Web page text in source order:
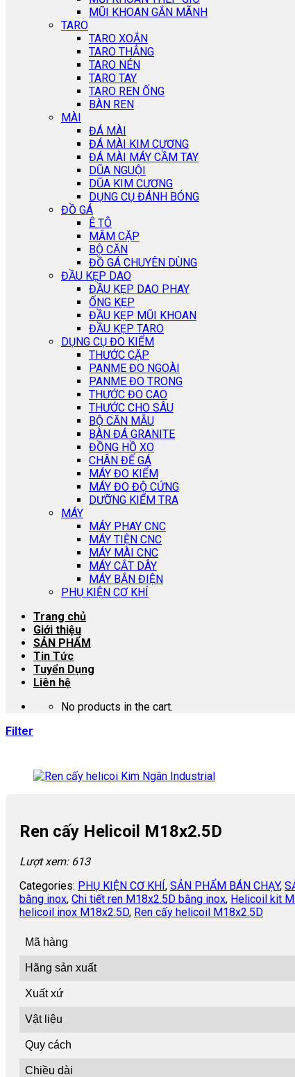
MŨI KHOAN GẮN MÃNH
TARO
TARO XOẮN
TARO THẲNG
TARO NÉN
TARO TAY
TARO REN ỐNG
BÀN REN
MÀI
ĐÁ MÀI
ĐÁ MÀI KIM CƯƠNG
ĐÁ MÀI MÁY CẦM TAY
DŨA NGUỘI
DŨA KIM CƯƠNG
DỤNG CỤ ĐÁNH BÓNG
ĐỒ GÁ
Ê TÔ
MÂM CẶP
BỘ CĂN
ĐỒ GÁ CHUYÊN DÙNG
ĐẦU KẸP DAO
ĐẦU KẸP DAO PHAY
ỐNG KẸP
ĐẦU KẸP MŨI KHOAN
ĐẦU KẸP TARO
DỤNG CỤ ĐO KIỂM
THƯỚC CẶP
PANME ĐO NGOÀI
PANME ĐO TRONG
THƯỚC ĐO CAO
THƯỚC CHO SÂU
BỘ CĂN MẪU
BÀN ĐÁ GRANITE
ĐỒNG HỒ XO
CHÂN ĐẾ GÁ
MÁY ĐO KIỂM
MÁY ĐO ĐỘ CỨNG
DƯỠNG KIỂM TRA
MÁY
MÁY PHAY CNC
MÁY TIỆN CNC
MÁY MÀI CNC
MÁY CẮT DÂY
MÁY BẮN ĐIỆN
PHỤ KIỆN CƠ KHÍ
Trang chủ
Giới thiệu
SẢN PHẨM
Tin Tức
Tuyển Dụng
Liên hệ
No products in the cart.
Filter
Ren cấy Helicoil M18x2.5D
Lượt xem: 613
Categories: PHỤ KIỆN CƠ KHÍ, SẢN PHẨM BÁN CHẠY,
bằng inox, Chi tiết ren M18x2.5D bằng inox, Helicoil kit
helicoil inox M18x2.5D, Ren cấy helicoil M18x2.5D
Mã hàng
Hãng sản xuất
Xuất xứ
Vật liệu
Quy cách
Chiều dài